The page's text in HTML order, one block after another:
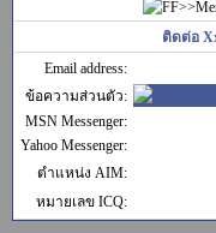
ติดต่อ
Email address:
ข้อความส่วนตัว:
MSN Messenger:
Yahoo Messenger:
ตำแหน่ง AIM:
หมายเลข ICQ: